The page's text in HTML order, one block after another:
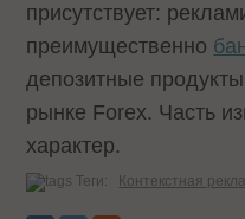
присутствует:
преимущественно
депозитные
рынке Forex. Часть
характер.
Теги: Контекстная